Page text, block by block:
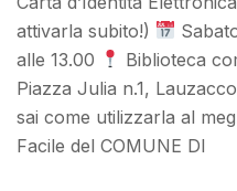
attivarla subito!)
alle 13.00
Biblioteca
Piazza Julia n.1,
sai come utilizzarla al
Facile del COMUNE DI